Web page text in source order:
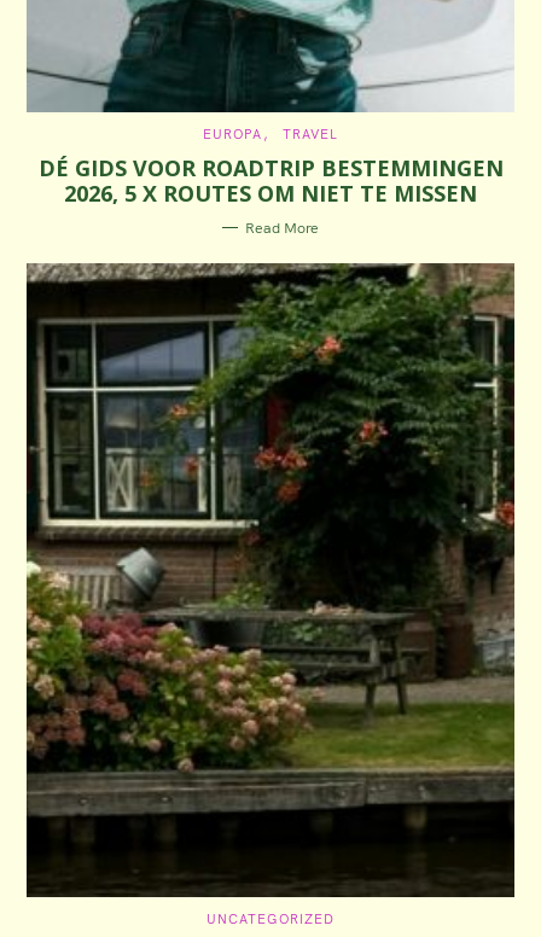
T
E
G
O
R
I
S
EUROPA TRAVEL
DÉ GIDS VOOR ROADTRIP BESTEMMINGEN
2026, 5 X ROUTES OM NIET TE MISSEN
Read More
C
UNCATEGORIZED